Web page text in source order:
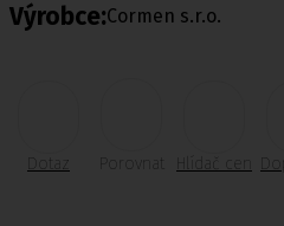
Výrobce:Cormen s.r.o.
Dotaz Porovnat